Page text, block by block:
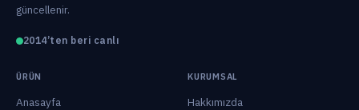
güncellenir.
2014’ten beri canlı
ÜRÜN
Anasayfa
KURUMSAL
Hakkımızda